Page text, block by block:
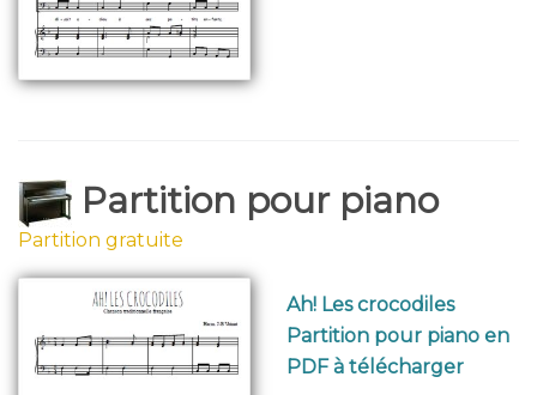
Partition pour piano
Partition gratuite
Ah! Les crocodiles
Partition pour piano en
PDF à télécharger